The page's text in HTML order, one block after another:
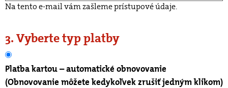
Na tento e-mail vám zašleme prístupové údaje.
3. Vyberte typ platby
Platba kartou – automatické obnovovanie
(Obnovovanie môžete kedykoľvek zrušiť jedným klikom)